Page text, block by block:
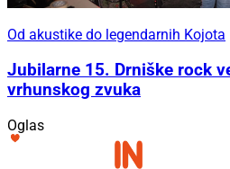
Od akustike do legendarnih Kojota
Jubilarne 15. Drniške rock
vrhunskog zvuka
Oglas